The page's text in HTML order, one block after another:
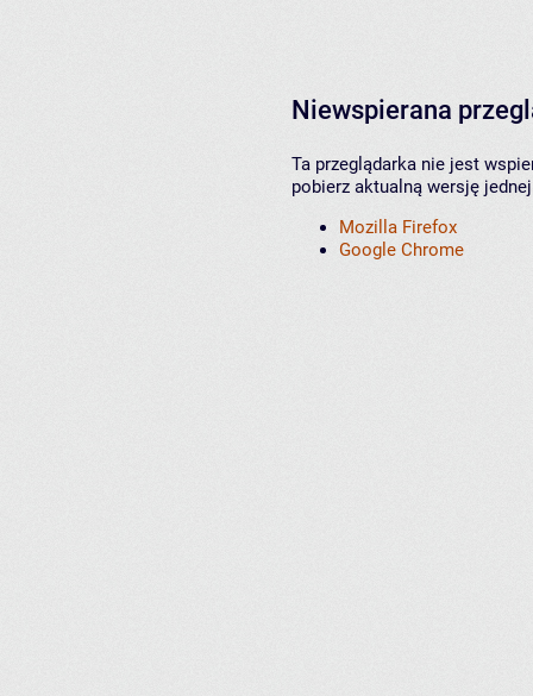
Niewspierana
Ta przeglądarka nie jest
pobierz aktualną wersję
Mozilla Firefox
Google Chrome